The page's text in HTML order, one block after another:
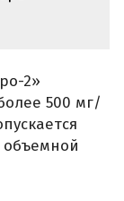
2»
500 мг/
объемной